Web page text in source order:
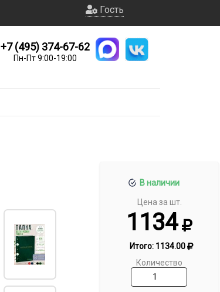
Гость
+7 (495) 374-67-62
Пн-Пт 9:00-19:00
В наличии
Цена за шт.
1134
Итого: 1134.00
Количество